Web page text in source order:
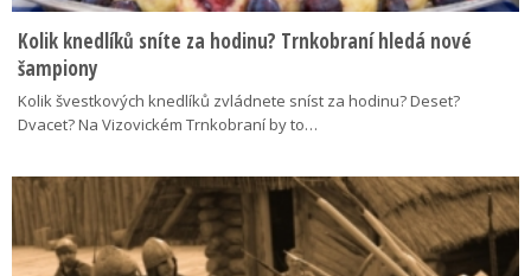
Kolik knedlíků sníte za hodinu? Trnkobraní hledá nové
šampiony
Kolik švestkových knedlíků zvládnete sníst za hodinu? Deset?
Dvacet? Na Vizovickém Trnkobraní by to…